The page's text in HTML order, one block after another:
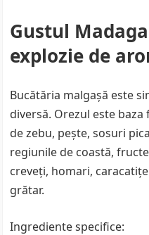
Gustul
explozie de
Bucătăria malgașă este
diversă. Orezul este
de zebu, pește, sosuri
regiunile de coastă,
creveți, homari,
grătar.
Ingrediente specifice: